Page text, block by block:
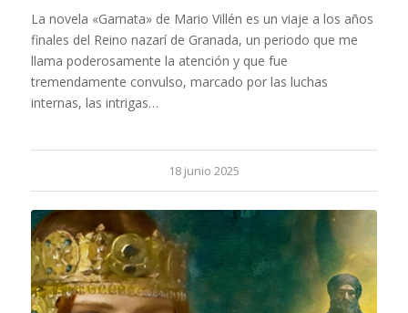
La novela «Garnata» de Mario Villén es un viaje a los años
finales del Reino nazarí de Granada, un periodo que me
llama poderosamente la atención y que fue
tremendamente convulso, marcado por las luchas
internas, las intrigas…
18 junio 2025